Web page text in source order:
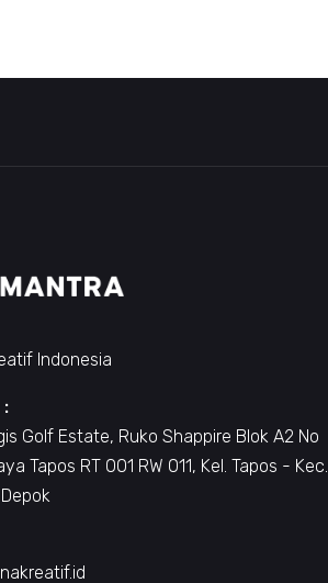
Indonesia
:
Golf Estate, Ruko Shappire Blok A2 No
Tapos RT 001 RW 011, Kel. Tapos - Kec.